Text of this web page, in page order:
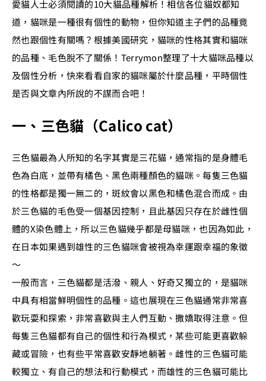
愛貓人士必須閱讀的10大貓品種解析！相信各位貓奴都知
道，貓咪是一種很有個性的動物，但你知道主子們的品種竟
然也跟個性有關嗎？根據美國研究，貓咪的性格其實和貓咪
的品種、毛色脫不了關係！Terrymon整理了十大貓咪品種以
及個性分析，快來看看自家的貓咪屬於什麼品種，平時個性
是否與文章內所說的不謀而合吧！
一、三色貓（Calico cat）
三色貓最為人所知的名字其實是三花貓，通常指的是身體毛
色為白底，並帶有橘色、黑色兩種顏色的貓咪。每隻三色貓
的性格都是獨一無二的，斑紋會以黑色和橘色混合而成。由
於三色貓的毛色受一個基因控制，且此基因只存在於雌性個
體的X染色體上，所以三色貓幾乎都是母貓咪，也因為如此，
在日本如果遇到雄性的三色貓咪會被視為幸運跟幸福的象徵
～
一般而言，三色貓都是活潑、親人、好奇又獨立的，是貓咪
中具有相當鮮明個性的品種。這也展現在三色貓通常非常喜
歡玩耍和探索，非常喜歡與主人們互動、撒嬌取得注意。但
每隻三色貓都有自己的個性和行為模式，某些可能更喜歡躲
藏或冒險，也有些平常喜歡安靜地躺著。雌性的三色貓可能
較獨立、有自己的想法和行動模式，而雄性的三色貓可能比